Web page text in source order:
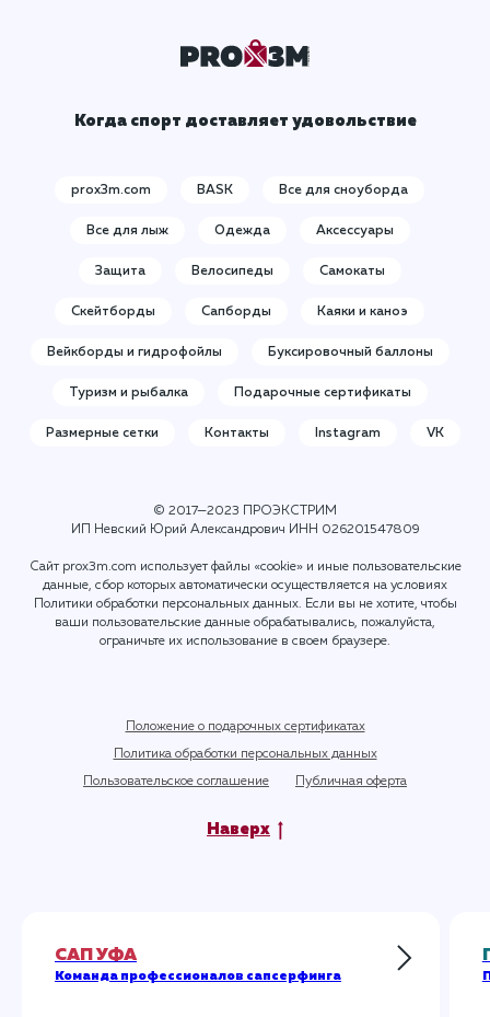
Когда спорт доставляет удовольствие
prox3m.com BASK Все для сноуборда
Все для лыж Одежда Аксессуары
Защита Велосипеды Самокаты
Скейтборды Сапборды Каяки и каноэ
Вейкборды и гидрофойлы Буксировочный баллоны
Туризм и рыбалка Подарочные сертификаты
Размерные сетки Контакты Instagram VK
© 2017—2023 ПРОЭКСТРИМ
ИП Невский Юрий Александрович ИНН 026201547809
Сайт prox3m.com использует файлы «cookie» и иные пользовательские
данные, сбор которых автоматически осуществляется на условиях
Политики обработки персональных данных. Если вы не хотите, чтобы
ваши пользовательские данные обрабатывались, пожалуйста,
ограничьте их использование в своем браузере.
Положение о подарочных сертификатах
Политика обработки персональных данных
Пользовательское соглашение Публичная оферта
Наверх
САП УФА
Команда профессионалов сапсерфинга